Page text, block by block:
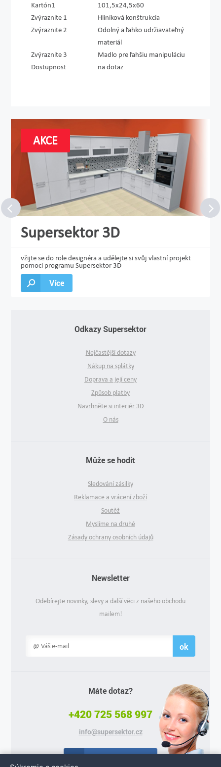
Kartón1
101,5x24,5x60
Zvýraznite 1
Hliníková konštrukcia
Zvýraznite 2
Odolný a ľahko udržiavateľný
materiál
Zvýraznite 3
Madlo pre ľahšiu manipuláciu
Dostupnost
na dotaz
AKCE
Supersektor 3D
vžijte se do role designéra a udělejte si svůj vlastní projekt
pomocí programu Supersektor 3D
Více
Odkazy Supersektor
Nejčastější dotazy
Nákup na splátky
Doprava a její ceny
Způsob platby
Navrhněte si interiér 3D
O nás
Může se hodit
Sledování zásilky
Reklamace a vrácení zboží
Soutěž
Myslíme na druhé
Zásady ochrany osobních údajů
Newsletter
Odebírejte novinky, slevy a další věci z našeho obchodu
mailem!
ok
Máte dotaz?
+420 725 568 997
info@supersektor.cz